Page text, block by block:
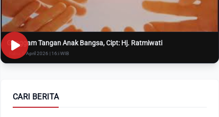
Genggam Tangan Anak Bangsa, Cipt: Hj. Ratmiwati
Rabu, 8 April 2026 | 16:i WIB
CARI BERITA